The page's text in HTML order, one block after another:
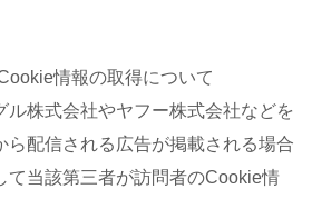
情報の取得について
ル株式会社やヤフー株式会社などを
ら配信される広告が掲載される場合
て当該第三者が訪問者のCookie情